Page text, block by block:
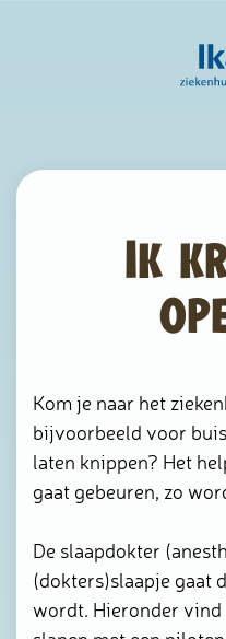
Ik
Kom je naar het
bijvoorbeeld voor
laten knippen? Het
gaat gebeuren, zo
De slaapdokter
(dokters)slaapje gaat
wordt. Hieronder